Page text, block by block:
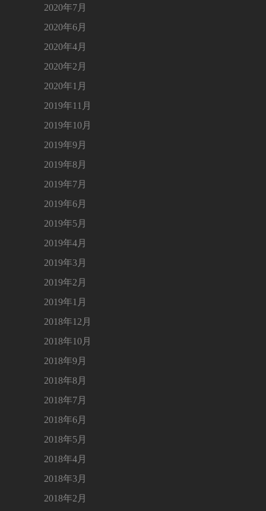
2020年7月
2020年6月
2020年4月
2020年2月
2020年1月
2019年11月
2019年10月
2019年9月
2019年8月
2019年7月
2019年6月
2019年5月
2019年4月
2019年3月
2019年2月
2019年1月
2018年12月
2018年10月
2018年9月
2018年8月
2018年7月
2018年6月
2018年5月
2018年4月
2018年3月
2018年2月